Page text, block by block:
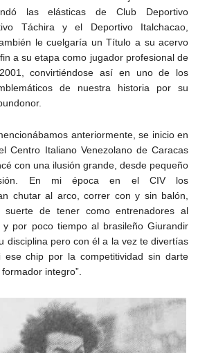
las elásticas de Club Deportivo
Táchira y el Deportivo Italchacao,
le cuelgaría un Título a su acervo
a su etapa como jugador profesional de
convirtiéndose así en uno de los
de nuestra historia por su
anteriormente, se inicio en
Centro Italiano Venezolano de Caracas
con una ilusión grande, desde pequeño
En mi época en el CIV los
chutar al arco, correr con y sin balón,
suerte de tener como entrenadores al
y por poco tiempo al brasileño Giurandir
disciplina pero con él a la vez te divertías
chip por la competitividad sin darte
integro”.